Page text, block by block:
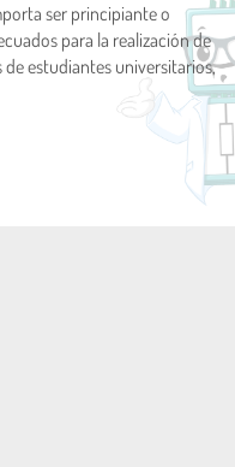
ser principiante o
para la realización de
estudiantes universitarios,